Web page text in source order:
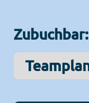
Zubuchbar: